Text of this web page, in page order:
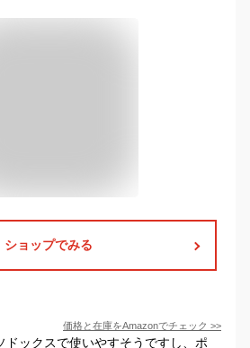
ショップでみる
価格と在庫をAmazonでチェック >>
ドックスで使いやすそうですし、ポ